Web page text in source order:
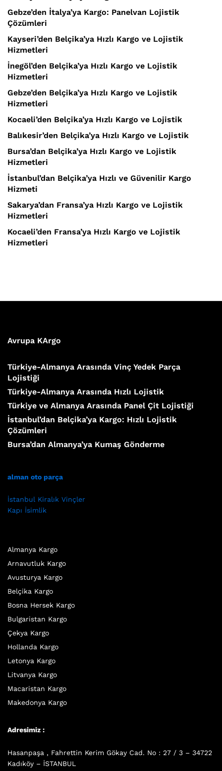
Gebze’den İtalya’ya Kargo: Panelvan Lojistik
Çözümleri
Kayseri’den Belçika’ya Hızlı Kargo ve Lojistik
Hizmetleri
İnegöl’den Belçika’ya Hızlı Kargo ve Lojistik
Hizmetleri
Gebze’den Belçika’ya Hızlı Kargo ve Lojistik
Hizmetleri
Kocaeli’den Belçika’ya Hızlı Kargo ve Lojistik
Balıkesir’den Belçika’ya Hızlı Kargo ve Lojistik
Bursa’dan Belçika’ya Hızlı Kargo ve Lojistik
Hizmetleri
İstanbul’dan Belçika’ya Hızlı ve Güvenilir Kargo
Hizmeti
Sakarya’dan Fransa’ya Hızlı Kargo ve Lojistik
Hizmetleri
Kocaeli’den Fransa’ya Hızlı Kargo ve Lojistik
Hizmetleri
Avrupa KArgo
Türkiye-Almanya Arasında Vinç Yedek Parça
Lojistiği
Türkiye-Almanya Arasında Hızlı Lojistik
Türkiye ve Almanya Arasında Panel Çit Lojistiği
İstanbul’dan Belçika’ya Kargo: Hızlı Lojistik
Çözümleri
Bursa’dan Almanya’ya Kumaş Gönderme
alman oto parça
İstanbul Kiralık Vinçler
Kapı İsimlik
Almanya Kargo
Arnavutluk Kargo
Avusturya Kargo
Belçika Kargo
Bosna Hersek Kargo
Bulgaristan Kargo
Çekya Kargo
Hollanda Kargo
Letonya Kargo
Litvanya Kargo
Macaristan Kargo
Makedonya Kargo
Adresimiz :
Hasanpaşa , Fahrettin Kerim Gökay Cad. No : 27 / 3 – 34722
Kadıköy – İSTANBUL